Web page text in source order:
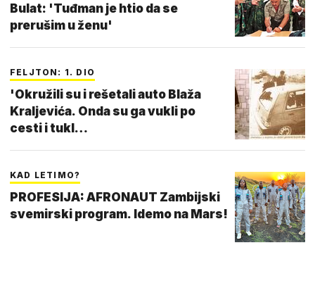
Bulat: 'Tuđman je htio da se
prerušim u ženu'
FELJTON: 1. DIO
'Okružili su i rešetali auto Blaža
Kraljevića. Onda su ga vukli po
cesti i tukl…
KAD LETIMO?
PROFESIJA: AFRONAUT Zambijski
svemirski program. Idemo na Mars!